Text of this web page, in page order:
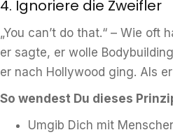
4. Ignoriere die Zweifler
„You can’t do that.“ – Wie oft
er sagte, er wolle
er nach Hollywood ging. Als
So wendest Du dieses
Umgib Dich mit